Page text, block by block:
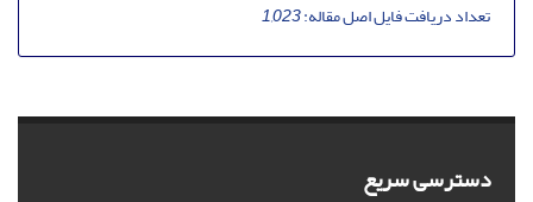
تعداد دریافت فایل اصل مقاله:1,023
دسترسی سریع